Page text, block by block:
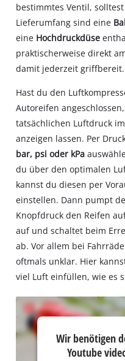
bestimmtes Ventil,
Lieferumfang sind eine
eine Hochdruckdüse
praktischerweise direkt
damit jederzeit griffbereit.
Hast du den
Autoreifen
tatsächlichen Luftdruck
anzeigen lassen. Per
bar, psi oder kPa
du über den optimalen
kannst du diesen per
einstellen. Dann pumpt
Knopfdruck den Reifen
auf und schaltet beim
ab. Vor allem bei
oftmals unklar. Hier
viel Luft einfüllen, wie es
Wir
benötigenWir benötigen
Youtube